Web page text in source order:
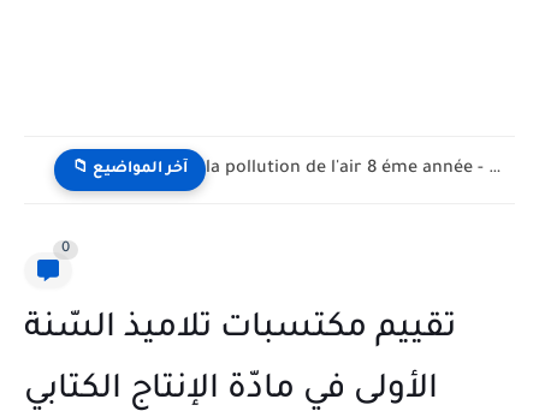
📁 آخر المواضيع la pollution de l'air 8 éme année - تلوث الهواء...
0
تقييم مكتسبات تلاميذ السّنة
الأولى في مادّة الإنتاج الكتابي